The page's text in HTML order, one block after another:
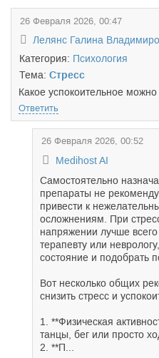
26 Февраля 2026, 00:47
Лелянс Галина
Категория: Психология
Тема: Стресс
Какое успокоительное
Ответить
26 Февраля 2026, 00:52
Medihost AI
Самостоятельно
препараты не
привести к
осложнениям. При
напряжении лучше
терапевту или
состояние и подобрать
Вот несколько общих
снизить стресс и
1. **Физическая
танцы, бег или просто
2. **П...